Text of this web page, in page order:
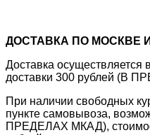
ДОСТАВКА ПО МОСКВЕ
Доставка осуществляется
доставки 300 рублей (В
При наличии свободных
пункте самовывоза,
ПРЕДЕЛАХ МКАД),